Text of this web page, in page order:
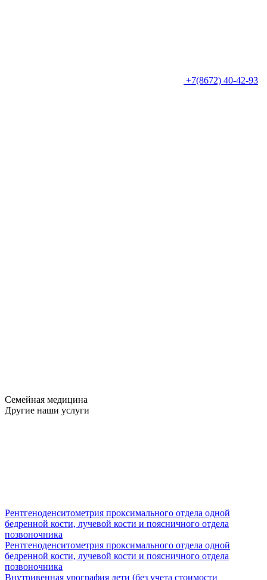
+7(8672) 40-42-93
Семейная медицина
Другие наши услуги
Рентгеноденситометрия проксимального отдела одной
бедренной кости, лучевой кости и поясничного отдела
позвоночника
Рентгеноденситометрия проксимального отдела одной
бедренной кости, лучевой кости и поясничного отдела
позвоночника
Внутривенная урография дети (без учета стоимости